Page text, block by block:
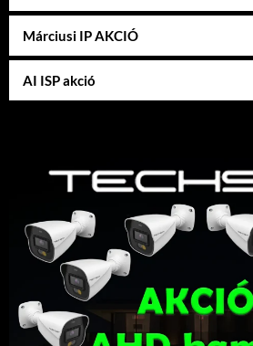
Márciusi IP AKCIÓ
AI ISP akció